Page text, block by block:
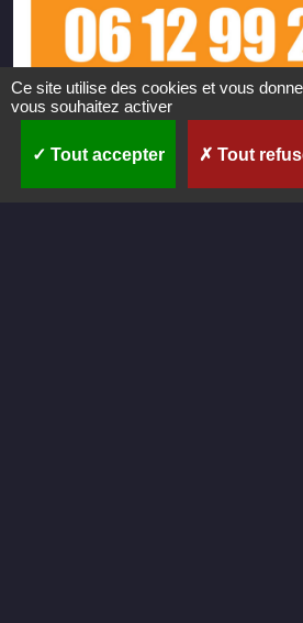
Ce site utilise des cookies et vous
vous souhaitez activer
Tout accepter Tout